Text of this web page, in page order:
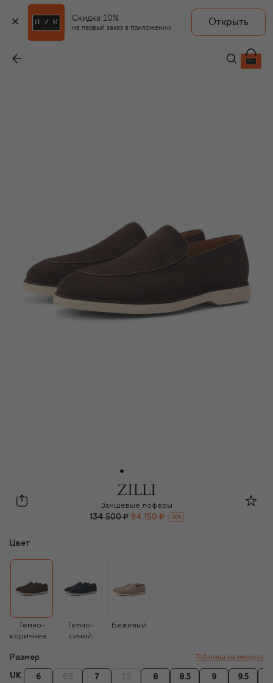
Скидка 10%
на первый заказ в приложении
Открыть
94 150 ₽
Zilli
Замшевые лоферы
134 500 ₽ 94 150 ₽ -30%
Цвет
Темно-
коричневый
Темно-
синий
Бежевый
Размер Таблица размеров
UK 6 7 8 8.5 9 9.5